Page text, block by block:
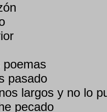
pasado
largos y no lo
pecado